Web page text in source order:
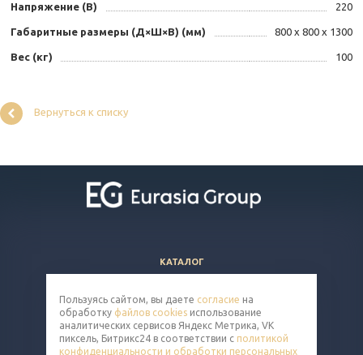
Напряжение (В) 220
Габаритные размеры (Д×Ш×В) (мм) 800 x 800 x 1300
Вес (кг) 100
Вернуться к списку
КАТАЛОГ
КОМПАНИЯ
КОНТАКТЫ
Пользуясь сайтом, вы даете согласие на
обработку файлов cookies использование
аналитических сервисов Яндекс Метрика, VK
пиксель, Битрикс24 в соответствии с политикой
конфиденциальности и обработки персональных